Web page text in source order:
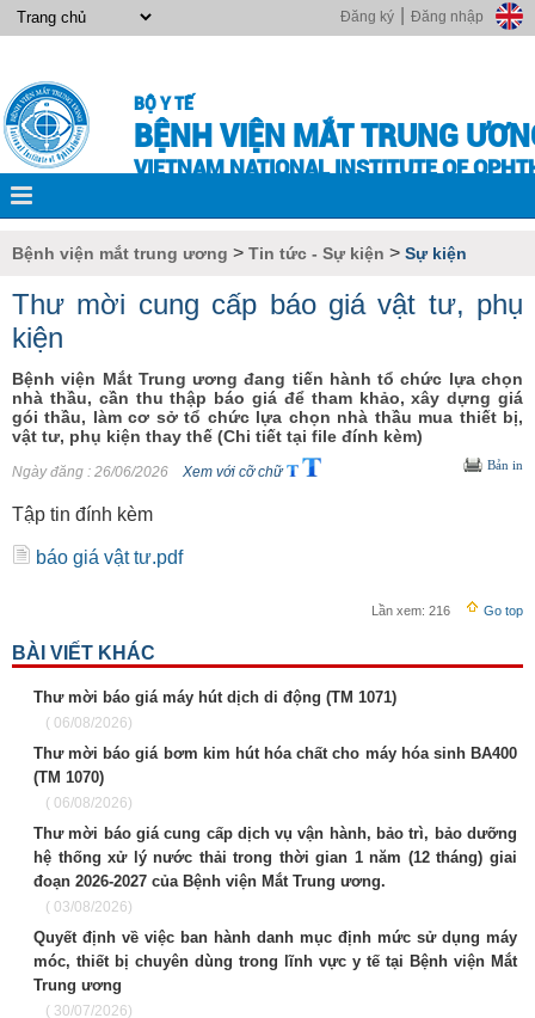
Đăng nhập
Đăng ký
BỘ Y TẾ
BỆNH VIỆN MẮT TRUNG
VIETNAM NATIONAL INSTITUTE OF
Bệnh viện mắt trung ương > Tin tức - Sự kiện > Sự kiện
Thư mời cung cấp báo giá vật tư, phụ
kiện
Bệnh viện Mắt Trung ương đang tiến hành tổ chức lựa chọn
nhà thầu, cần thu thập báo giá để tham khảo, xây dựng giá
gói thầu, làm cơ sở tổ chức lựa chọn nhà thầu mua thiết bị,
vật tư, phụ kiện thay thế (Chi tiết tại file đính kèm)
Ngày đăng : 26/06/2026 Xem với cỡ chữ Bản in
Tập tin đính kèm
báo giá vật tư.pdf
Lần xem: 216 Go top
BÀI VIẾT KHÁC
Thư mời báo giá máy hút dịch di động (TM 1071)
( 06/08/2026)
Thư mời báo giá bơm kim hút hóa chất cho máy hóa sinh BA400
(TM 1070)
( 06/08/2026)
Thư mời báo giá cung cấp dịch vụ vận hành, bảo trì, bảo dưỡng
hệ thống xử lý nước thải trong thời gian 1 năm (12 tháng) giai
đoạn 2026-2027 của Bệnh viện Mắt Trung ương.
( 03/08/2026)
Quyết định về việc ban hành danh mục định mức sử dụng máy
móc, thiết bị chuyên dùng trong lĩnh vực y tế tại Bệnh viện Mắt
Trung ương
( 30/07/2026)